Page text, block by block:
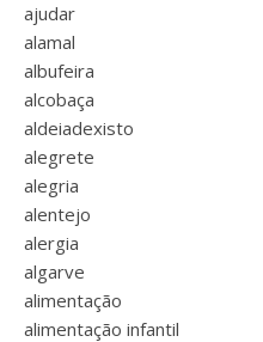
ajudar
alamal
albufeira
alcobaça
aldeiadexisto
alegrete
alegria
alentejo
alergia
algarve
alimentação
alimentação infantil